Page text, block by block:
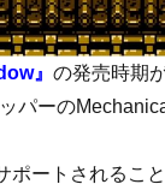
』 の発売時期
パーの
ポートされるこ